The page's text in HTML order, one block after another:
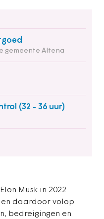
gemeente Altena
(32 - 36 uur)
Musk in 2022
en daardoor volop
bedreigingen en